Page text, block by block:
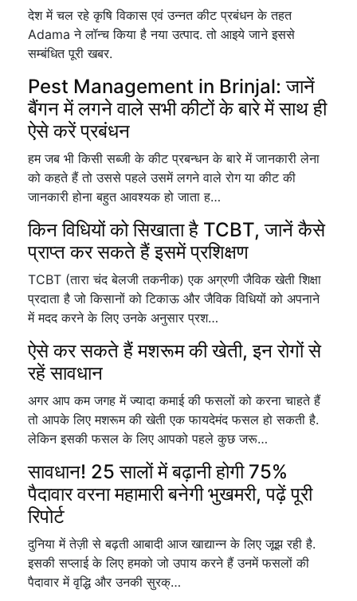
देश में चल रहे कृषि विकास एवं उन्नत कीट प्रबंधन के तहत
Adama ने लॉन्च किया है नया उत्पाद. तो आइये जाने इससे
सम्बंधित पूरी खबर.
Pest Management in Brinjal: जानें
बैंगन में लगने वाले सभी कीटों के बारे में साथ ही
ऐसे करें प्रबंधन
हम जब भी किसी सब्जी के कीट प्रबन्धन के बारे में जानकारी लेना
को कहते हैं तो उससे पहले उसमें लगने वाले रोग या कीट की
जानकारी होना बहुत आवश्यक हो जाता ह…
किन विधियों को सिखाता है TCBT, जानें कैसे
प्राप्त कर सकते हैं इसमें प्रशिक्षण
TCBT (तारा चंद बेलजी तकनीक) एक अग्रणी जैविक खेती शिक्षा
प्रदाता है जो किसानों को टिकाऊ और जैविक विधियों को अपनाने
में मदद करने के लिए उनके अनुसार प्रश…
ऐसे कर सकते हैं मशरूम की खेती, इन रोगों से
रहें सावधान
अगर आप कम जगह में ज्यादा कमाई की फसलों को करना चाहते हैं
तो आपके लिए मशरूम की खेती एक फायदेमंद फसल हो सकती है.
लेकिन इसकी फसल के लिए आपको पहले कुछ जरू…
सावधान! 25 सालों में बढ़ानी होगी 75%
पैदावार वरना महामारी बनेगी भुखमरी, पढ़ें पूरी
रिपोर्ट
दुनिया में तेज़ी से बढ़ती आबादी आज खाद्यान्न के लिए जूझ रही है.
इसकी सप्लाई के लिए हमको जो उपाय करने हैं उनमें फसलों की
पैदावार में वृद्धि और उनकी सुरक्…